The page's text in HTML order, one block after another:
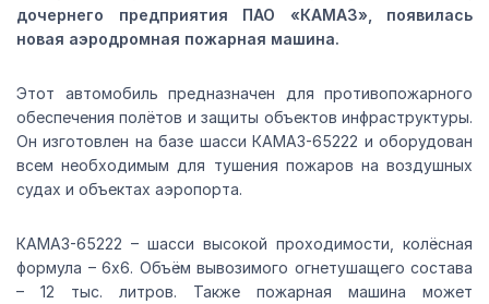
дочернего предприятия ПАО «КАМАЗ», появилась
новая аэродромная пожарная машина.
Этот автомобиль предназначен для противопожарного
обеспечения полётов и защиты объектов инфраструктуры.
Он изготовлен на базе шасси КАМАЗ-65222 и оборудован
всем необходимым для тушения пожаров на воздушных
судах и объектах аэропорта.
КАМАЗ-65222 – шасси высокой проходимости, колёсная
формула – 6х6. Объём вывозимого огнетушащего состава
– 12 тыс. литров. Также пожарная машина может